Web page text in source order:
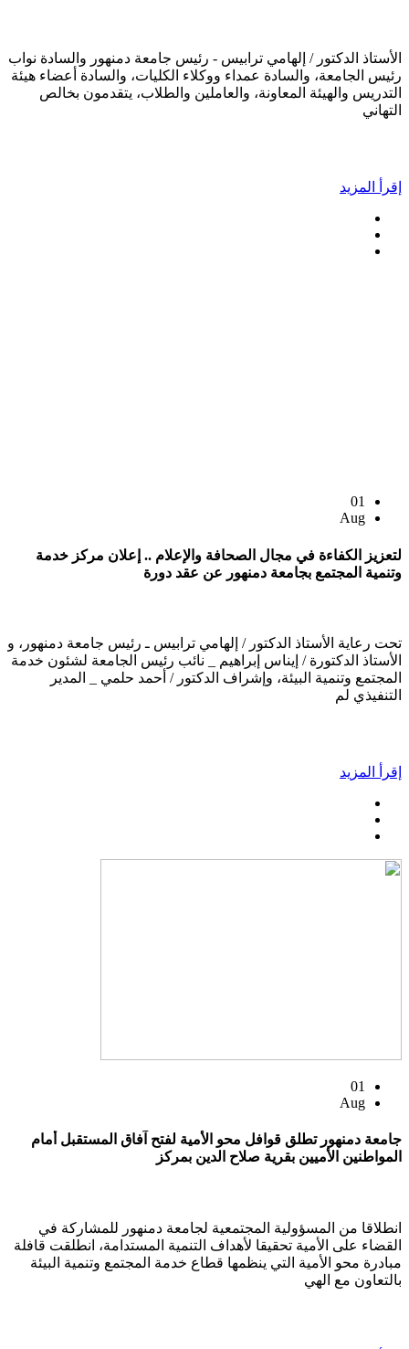
الأستاذ الدكتور / إلهامي ترابيس - رئيس جامعة دمنهور والسادة نواب
رئيس الجامعة، والسادة عمداء ووكلاء الكليات، والسادة أعضاء هيئة
التدريس والهيئة المعاونة، والعاملين والطلاب، يتقدمون بخالص
التهاني
إقرأ المزيد
01
Aug
لتعزيز الكفاءة في مجال الصحافة والإعلام .. إعلان مركز خدمة
وتنمية المجتمع بجامعة دمنهور عن عقد دورة
تحت رعاية الأستاذ الدكتور / إلهامي ترابيس ـ رئيس جامعة دمنهور، و
الأستاذ الدكتورة / إيناس إبراهيم _ نائب رئيس الجامعة لشئون خدمة
المجتمع وتنمية البيئة، وإشراف الدكتور / أحمد حلمي _ المدير
التنفيذي لم
إقرأ المزيد
01
Aug
جامعة دمنهور تطلق قوافل محو الأمية لفتح آفاق المستقبل أمام
المواطنين الأميين بقرية صلاح الدين بمركز
انطلاقا من المسؤولية المجتمعية لجامعة دمنهور للمشاركة في
القضاء على الأمية تحقيقا لأهداف التنمية المستدامة، انطلقت قافلة
مبادرة محو الأمية التي ينظمها قطاع خدمة المجتمع وتنمية البيئة
بالتعاون مع الهي